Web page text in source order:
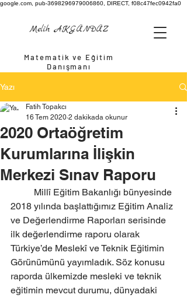
google.com, pub-3698296979006860, DIRECT, f08c47fec0942fa0
Melih AKGÜNDÜZ
Matematik ve Eğitim
Danışmanı
Yazı
2020 Ortaöğretim
Kurumlarına İlişkin
Merkezi Sınav Raporu
Fatih Topakcı
16 Tem 2020 2 dakikada okunur
2018 yılında başlattığımız Eğitim Analiz
ve Değerlendirme Raporları serisinde
ilk değerlendirme raporu olarak
Türkiye’de Meslekî ve Teknik Eğitimin
Görünümünü yayımladık. Söz konusu
raporda ülkemizde mesleki ve teknik
eğitimin mevcut durumu, dünyadaki